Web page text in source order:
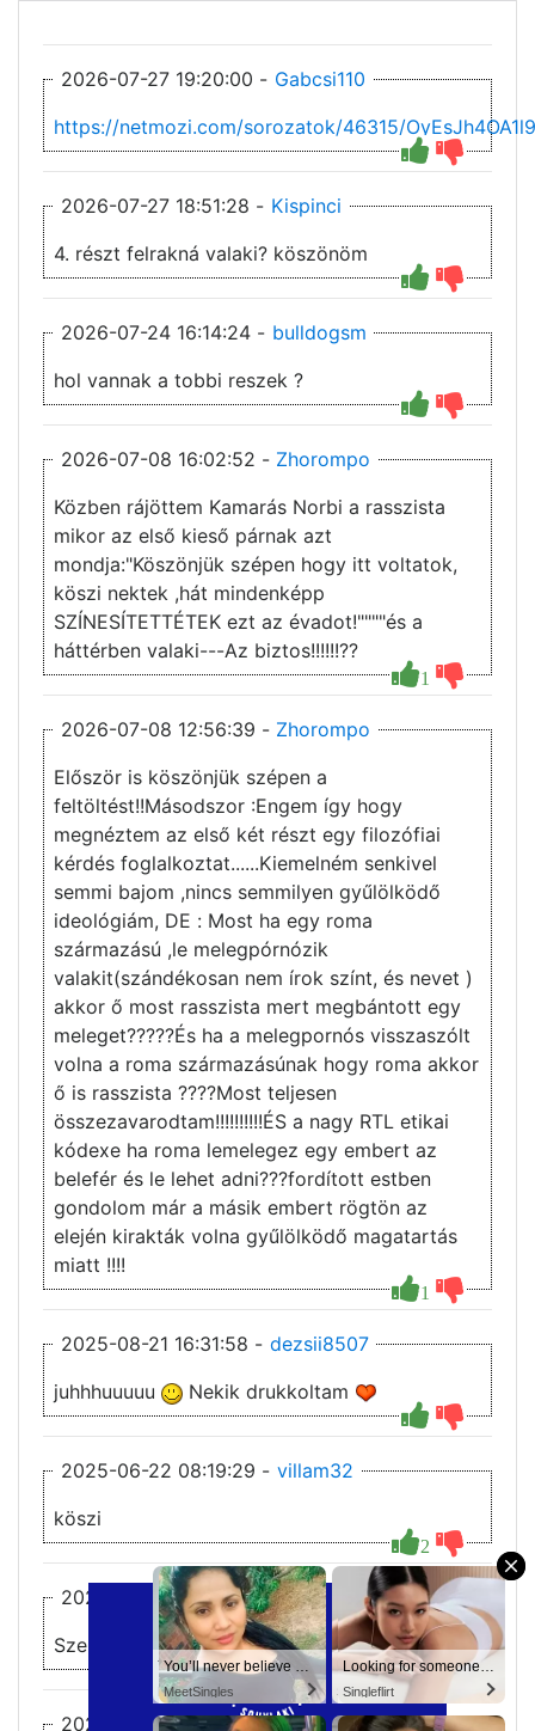
×
You’ll never believe why I moved to… Columbus
MeetSingles
Looking for someone in Columbus today
Singleflirt
You’ll never believe why I moved to… Columbus
MeetSingles
Looking for someone in Columbus today
Singleflirt
2026-07-27 19:20:00 - Gabcsi110
https://netmozi.com/sorozatok/46315/
2026-07-27 18:51:28 - Kispinci
4. részt felrakná valaki? köszönöm
2026-07-24 16:14:24 - bulldogsm
hol vannak a tobbi reszek ?
2026-07-08 16:02:52 - Zhorompo
1
Közben rájöttem Kamarás Norbi a rasszista
mikor az első kieső párnak azt
mondja:"Köszönjük szépen hogy itt voltatok,
köszi nektek ,hát mindenképp
SZÍNESÍTETTÉTEK ezt az évadot!""""és a
háttérben valaki---Az biztos!!!!!!??
2026-07-08 12:56:39 - Zhorompo
1
Először is köszönjük szépen a
feltöltést!!Másodszor :Engem így hogy
megnéztem az első két részt egy filozófiai
kérdés foglalkoztat......Kiemelném senkivel
semmi bajom ,nincs semmilyen gyűlölködő
ideológiám, DE : Most ha egy roma
származású ,le melegpórnózik
valakit(szándékosan nem írok színt, és nevet )
akkor ő most rasszista mert megbántott egy
meleget?????És ha a melegpornós visszaszólt
volna a roma származásúnak hogy roma akkor
ő is rasszista ????Most teljesen
összezavarodtam!!!!!!!!!!ÉS a nagy RTL etikai
kódexe ha roma lemelegez egy embert az
belefér és le lehet adni???fordított estben
gondolom már a másik embert rögtön az
elején kirakták volna gyűlölködő magatartás
miatt !!!!
2025-08-21 16:31:58 - dezsii8507
juhhhuuuuu
Nekik drukkoltam
2025-06-22 08:19:29 - villam32
2
köszi
2025-06-21 22:48:44 -Leo
3 1
Szerdánként vannak új részek
2025-06-21 08:05:47 -villam32